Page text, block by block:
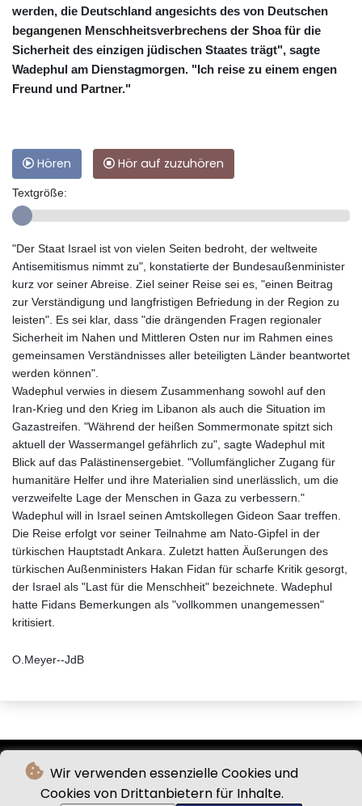
Wir verwenden essenzielle Cookies und
Cookies von Drittanbietern für Inhalte.
werden, die Deutschland angesichts des von Deutschen
begangenen Menschheitsverbrechens der Shoa für die
Sicherheit des einzigen jüdischen Staates trägt", sagte
Wadephul am Dienstagmorgen. "Ich reise zu einem engen
Freund und Partner."
Hören Hör auf zuzuhören
Textgröße:
"Der Staat Israel ist von vielen Seiten bedroht, der weltweite
Antisemitismus nimmt zu", konstatierte der Bundesaußenminister
kurz vor seiner Abreise. Ziel seiner Reise sei es, "einen Beitrag
zur Verständigung und langfristigen Befriedung in der Region zu
leisten". Es sei klar, dass "die drängenden Fragen regionaler
Sicherheit im Nahen und Mittleren Osten nur im Rahmen eines
gemeinsamen Verständnisses aller beteiligten Länder beantwortet
werden können".
Wadephul verwies in diesem Zusammenhang sowohl auf den
Iran-Krieg und den Krieg im Libanon als auch die Situation im
Gazastreifen. "Während der heißen Sommermonate spitzt sich
aktuell der Wassermangel gefährlich zu", sagte Wadephul mit
Blick auf das Palästinensergebiet. "Vollumfänglicher Zugang für
humanitäre Helfer und ihre Materialien sind unerlässlich, um die
verzweifelte Lage der Menschen in Gaza zu verbessern."
Wadephul will in Israel seinen Amtskollegen Gideon Saar treffen.
Die Reise erfolgt vor seiner Teilnahme am Nato-Gipfel in der
türkischen Hauptstadt Ankara. Zuletzt hatten Äußerungen des
türkischen Außenministers Hakan Fidan für scharfe Kritik gesorgt,
der Israel als "Last für die Menschheit" bezeichnete. Wadephul
hatte Fidans Bemerkungen als "vollkommen unangemessen"
kritisiert.
O.Meyer--JdB